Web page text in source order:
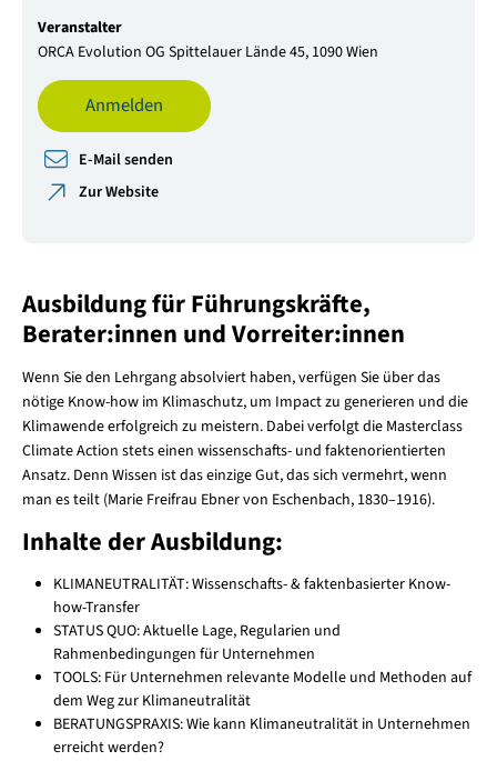
Ausbildung für Führungskräfte,
Berater:innen und Vorreiter:innen
Wenn Sie den Lehrgang absolviert haben, verfügen Sie über das
nötige Know-how im Klimaschutz, um Impact zu generieren und die
Klimawende erfolgreich zu meistern. Dabei verfolgt die Masterclass
Climate Action stets einen wissenschafts- und faktenorientierten
Ansatz. Denn Wissen ist das einzige Gut, das sich vermehrt, wenn
man es teilt (Marie Freifrau Ebner von Eschenbach, 1830–1916).
Inhalte der Ausbildung:
KLIMANEUTRALITÄT: Wissenschafts- & faktenbasierter Know-
how-Transfer
STATUS QUO: Aktuelle Lage, Regularien und
Rahmenbedingungen für Unternehmen
TOOLS: Für Unternehmen relevante Modelle und Methoden auf
dem Weg zur Klimaneutralität
BERATUNGSPRAXIS: Wie kann Klimaneutralität in Unternehmen
erreicht werden?
Veranstalter
ORCA Evolution OG Spittelauer Lände 45, 1090 Wien
Anmelden
E-Mail senden
Zur Website